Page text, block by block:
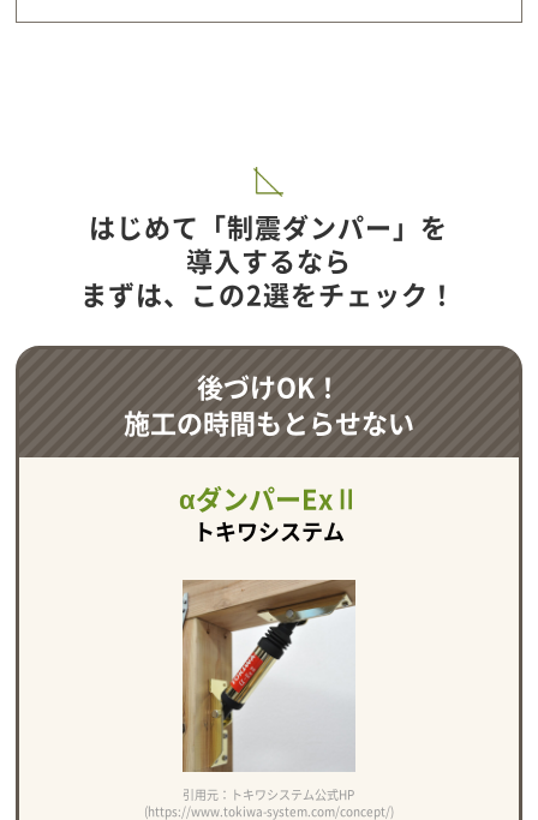
はじめて「制震ダンパー」を
導入するなら
まずは、この2選をチェック！
後づけOK！
施工の時間もとらせない
αダンパーExⅡ
トキワシステム
引用元：トキワシステム公式HP
(https://www.tokiwa-system.com/concept/)